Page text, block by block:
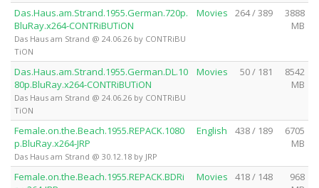
Das.Haus.am.Strand.1955.German.720p.
BluRay.x264-CONTRiBUTiON
Das Haus am Strand @ 24.06.26 by CONTRiBU
TiON
Movies 264 / 389
3888
MB
Das.Haus.am.Strand.1955.German.DL.10
80p.BluRay.x264-CONTRiBUTiON
Das Haus am Strand @ 24.06.26 by CONTRiBU
TiON
Movies 50 / 181
8542
MB
Female.on.the.Beach.1955.REPACK.1080
p.BluRay.x264-JRP
Das Haus am Strand @ 30.12.18 by JRP
English 438 / 189
6705
MB
Female.on.the.Beach.1955.REPACK.BDRi
Movies 418 / 148
968